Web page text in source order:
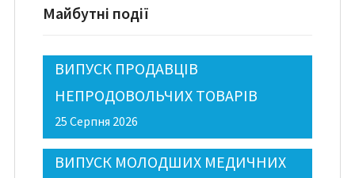
Майбутні події
ВИПУСК ПРОДАВЦІВ
НЕПРОДОВОЛЬЧИХ ТОВАРІВ
25 Серпня 2026
ВИПУСК МОЛОДШИХ МЕДИЧНИХ